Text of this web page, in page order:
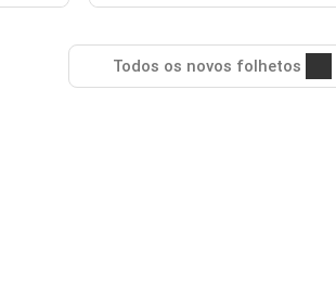
Todos os novos folhetos